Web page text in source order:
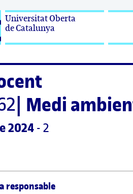
Universitat Oberta
de Catalunya
Medi
2024 - 2
responsable